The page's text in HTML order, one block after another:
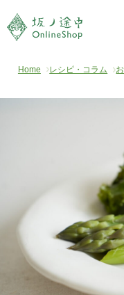
Home レシピ・コラム